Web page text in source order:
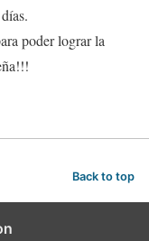
poder lograr la
Back to top